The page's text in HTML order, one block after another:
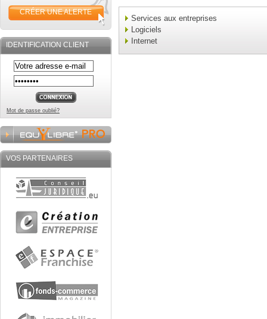
CRÉER UNE ALERTE
IDENTIFICATION CLIENT
Mot de passe oublié?
VOS PARTENAIRES
Services aux entreprises
Logiciels
Internet